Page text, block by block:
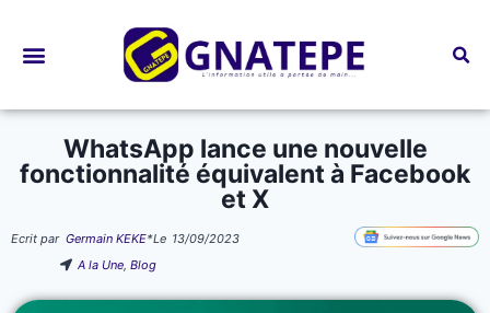
WhatsApp lance une nouvelle
fonctionnalité équivalent à Facebook
et X
Ecrit par Germain KEKE*Le 13/09/2023
A la Une,Blog